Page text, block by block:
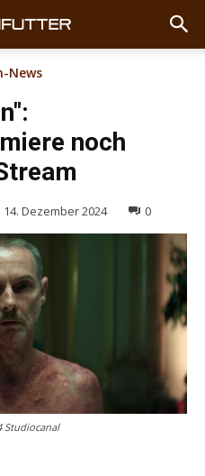
News
noch
14. Dezember 2024 0
Studiocanal